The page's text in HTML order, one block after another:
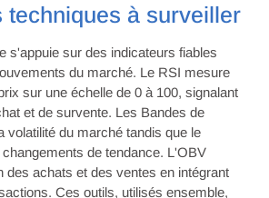
techniques à surveiller
s'appuie sur des indicateurs fiables
du marché. Le RSI mesure
sur une échelle de 0 à 100, signalant
et de survente. Les Bandes de
volatilité du marché tandis que le
de tendance. L'OBV
des achats et des ventes en intégrant
Ces outils, utilisés ensemble,